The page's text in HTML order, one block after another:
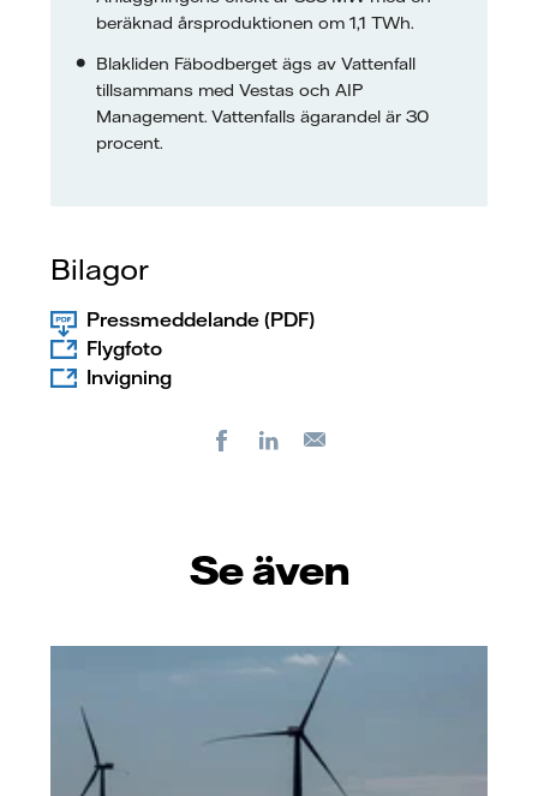
beräknad årsproduktionen om 1,1 TWh.
Blakliden Fäbodberget ägs av Vattenfall
tillsammans med Vestas och AIP
Management. Vattenfalls ägarandel är 30
procent.
Bilagor
Pressmeddelande (PDF)
Flygfoto
Invigning
FacebookLinkedIn
Se även